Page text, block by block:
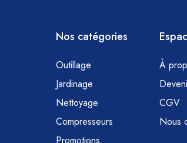
Nos catégories
Outillage
Jardinage
Nettoyage
Compresseurs
À
CGV
Nous